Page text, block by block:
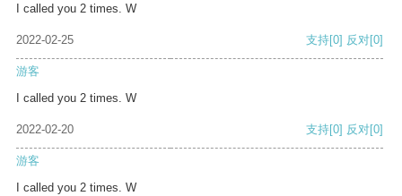
I called you 2 times. W
2022-02-25 支持[0] 反对[0]
游客
I called you 2 times. W
2022-02-20 支持[0] 反对[0]
游客
I called you 2 times. W